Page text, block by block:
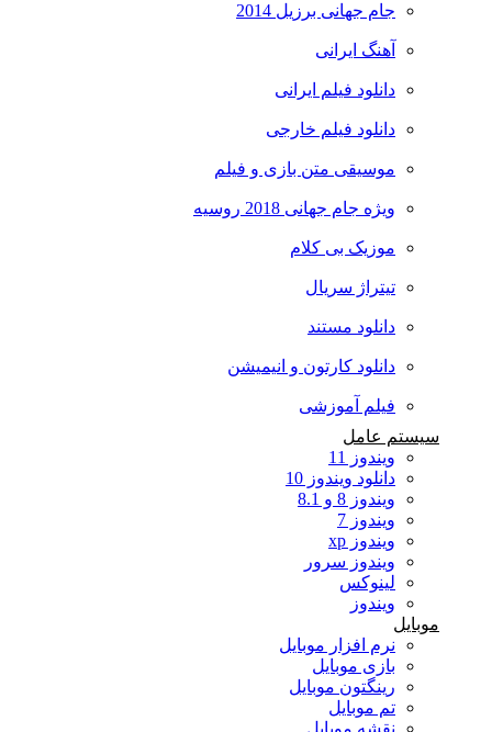
جام جهانی برزیل 2014
آهنگ ایرانی
دانلود فیلم ایرانی
دانلود فیلم خارجی
موسیقی متن بازی و فیلم
ویژه جام جهانی 2018 روسیه
موزیک بی کلام
تیتراژ سریال
دانلود مستند
دانلود کارتون و انیمیشن
فیلم آموزشی
سیستم عامل
ویندوز 11
دانلود ویندوز 10
ویندوز 8 و 8.1
ویندوز 7
ویندوز xp
ویندوز سرور
لینوکس
ویندوز
نرم افزار موبایل
بازی موبایل
رینگتون موبایل
تم موبایل
نقشه موبایل